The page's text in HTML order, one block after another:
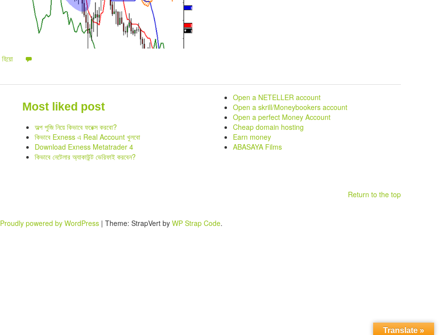
হিয়ো
Most liked post
অল্প পুজি নিয়ে কিভাবে ফরেক্স করবো?
কিভাবে Exness এ Real Account খুলবো
Download Exness Metatrader 4
কিভাবে নেটেলার অ্যাকাউন্ট ভেরিফাই করবেন?
Open a NETELLER account
Open a skrill/Moneybookers account
Open a perfect Money Account
Cheap domain hosting
Earn money
ABASAYA Films
Return to the top
Proudly powered by WordPress | Theme: StrapVert by WP Strap Code.
Translate »